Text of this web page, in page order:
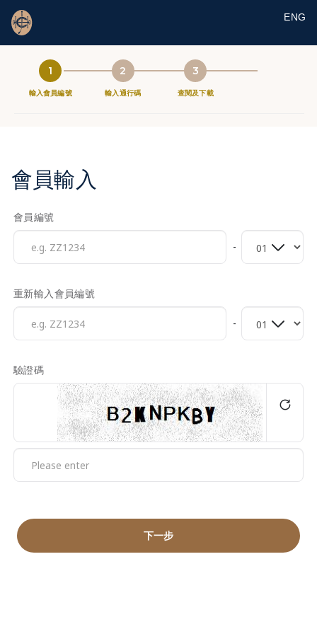
ENG
1
輸入會員編號
2
輸入通行碼
3
查閱及下載
會員輸入
會員編號
重新輸入會員編號
驗證碼
下一步